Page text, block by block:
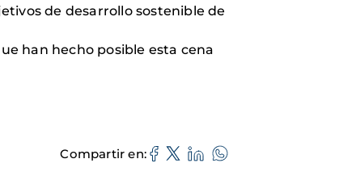
de desarrollo sostenible de
han hecho posible esta cena
Compartir en